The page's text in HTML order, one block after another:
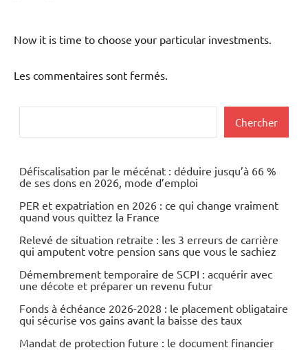
Now it is time to choose your particular investments.
Les commentaires sont fermés.
Chercher
Défiscalisation par le mécénat : déduire jusqu’à 66 %
de ses dons en 2026, mode d’emploi
PER et expatriation en 2026 : ce qui change vraiment
quand vous quittez la France
Relevé de situation retraite : les 3 erreurs de carrière
qui amputent votre pension sans que vous le sachiez
Démembrement temporaire de SCPI : acquérir avec
une décote et préparer un revenu futur
Fonds à échéance 2026-2028 : le placement obligataire
qui sécurise vos gains avant la baisse des taux
Mandat de protection future : le document financier